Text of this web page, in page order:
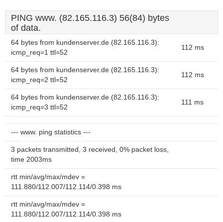
PING www. (82.165.116.3) 56(84) bytes
of data.
64 bytes from kundenserver.de (82.165.116.3):
icmp_req=1 ttl=52
112 ms
64 bytes from kundenserver.de (82.165.116.3):
icmp_req=2 ttl=52
112 ms
64 bytes from kundenserver.de (82.165.116.3):
icmp_req=3 ttl=52
111 ms
--- www. ping statistics ---
3 packets transmitted, 3 received, 0% packet loss,
time 2003ms
rtt min/avg/max/mdev =
111.880/112.007/112.114/0.398 ms
rtt min/avg/max/mdev =
111.880/112.007/112.114/0.398 ms